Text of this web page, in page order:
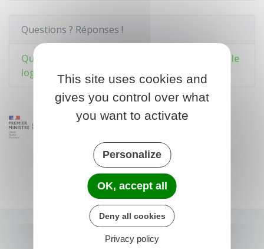
Questions ? Réponses !
Quelle aide apporte le Fonds de solidarité pour le
logement (FSL) ?This site uses cookies and
gives you control over what
you want to activate
Personalize
OK, accept all
Deny all cookies
Privacy policy